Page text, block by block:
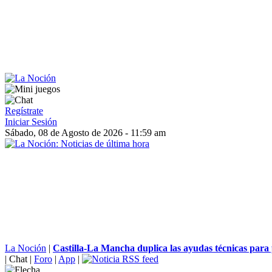
Regístrate
Iniciar Sesión
Sábado, 08 de Agosto de 2026 - 11:59 am
La Noción | Castilla-La Mancha duplica las ayudas técnicas para
| Chat | Foro | App |